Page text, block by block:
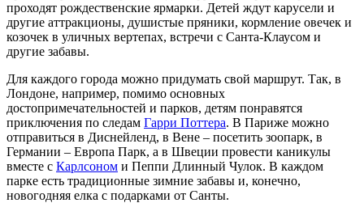
проходят рождественские ярмарки. Детей ждут карусели и
другие аттракционы, душистые пряники, кормление овечек и
козочек в уличных вертепах, встречи с Санта-Клаусом и
другие забавы.
Для каждого города можно придумать свой маршрут. Так, в
Лондоне, например, помимо основных
достопримечательностей и парков, детям понравятся
приключения по следам Гарри Поттера. В Париже можно
отправиться в Диснейленд, в Вене – посетить зоопарк, в
Германии – Европа Парк, а в Швеции провести каникулы
вместе с Карлсоном и Пеппи Длинный Чулок. В каждом
парке есть традиционные зимние забавы и, конечно,
новогодняя елка с подарками от Санты.